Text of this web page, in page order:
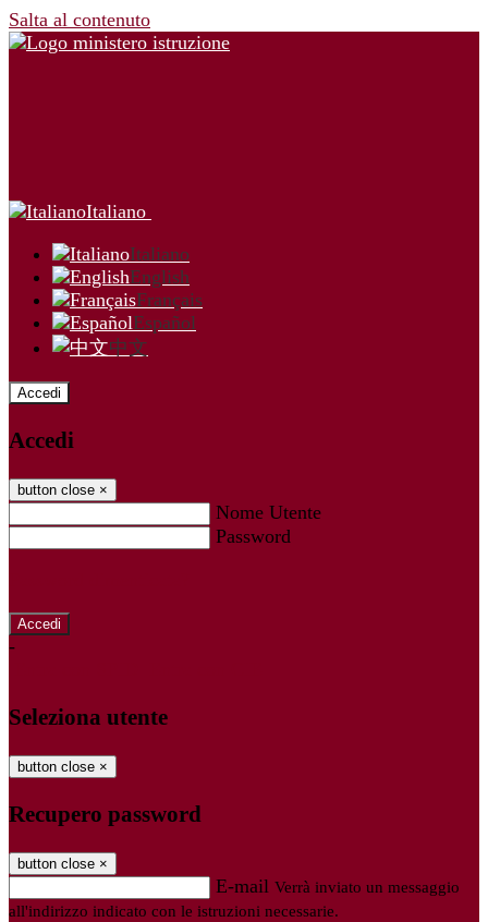
Salta al contenuto
Italiano
Italiano
English
Français
Español
中文
Accedi
Accedi
button close ×
Nome Utente
Password
-
Seleziona utente
button close ×
Recupero password
button close ×
E-mail Verrà inviato un messaggio
all'indirizzo indicato con le istruzioni necessarie.